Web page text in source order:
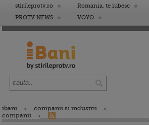
stirileprotv.ro Romania, te iubesc
PROTV NEWS
VOYO
ibani
companii si industrii
companii